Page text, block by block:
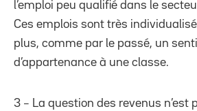
l’emploi peu qualifié dans le
Ces emplois sont très
plus, comme par le passé, un
d’appartenance à une classe.
3 – La question des revenus n’est